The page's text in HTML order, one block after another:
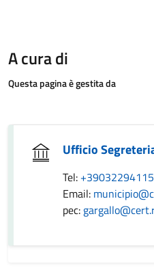
A cura di
Questa pagina è gestita da
Ufficio
Tel: +39032294115
Email:
pec: